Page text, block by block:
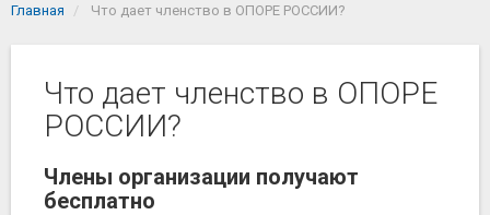
Главная Что дает членство в ОПОРЕ РОССИИ?
Что дает членство в ОПОРЕ
РОССИИ?
Члены организации получают
бесплатно